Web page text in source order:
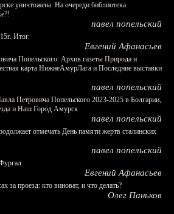
уничтожена. На очереди библиотека
павел попельский
Итог.
Евгений Афанасьев
Попельского: Архив газеты Природа и
карта НижнеАмурЛага и Последние выставки
павел попельский
Петровича Попельского 2023-2025 в Болгарии,
и Наш Город Амурск
павел попельский
отмечать День памяти жертв сталинских
павел попельский
Евгений Афанасьев
за проезд: кто виноват, и что делать?
Олег Паньков